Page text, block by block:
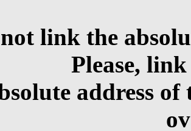
link the
Please,
address